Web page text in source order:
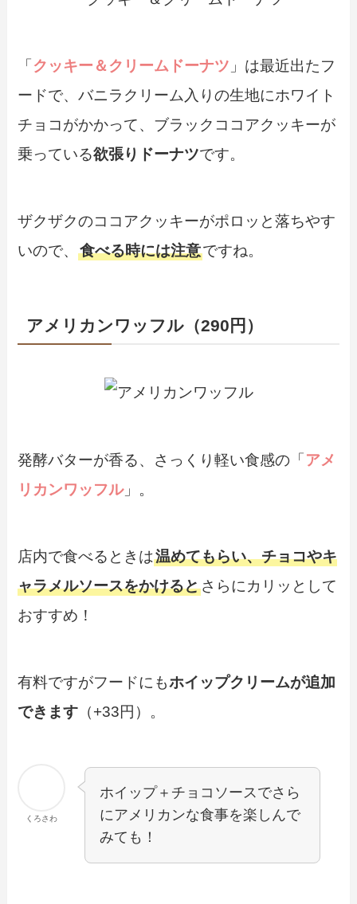
「クッキー＆クリームドーナツ 」は最近出たフ
ードで、バニラクリーム入りの生地にホワイト
チョコがかかって、ブラックココアクッキーが
乗っている欲張りドーナツです。
ザクザクのココアクッキーがポロッと落ちやす
いので、食べる時には注意ですね。
アメリカンワッフル（290円）
発酵バターが香る、さっくり軽い食感の「アメ
リカンワッフル」。
店内で食べるときは温めてもらい、チョコやキ
ャラメルソースをかけるとさらにカリッとして
おすすめ！
有料ですがフードにもホイップクリームが追加
できます （+33円）。
くろさわ
ホイップ＋チョコソースでさら
にアメリカンな食事を楽しんで
みても！